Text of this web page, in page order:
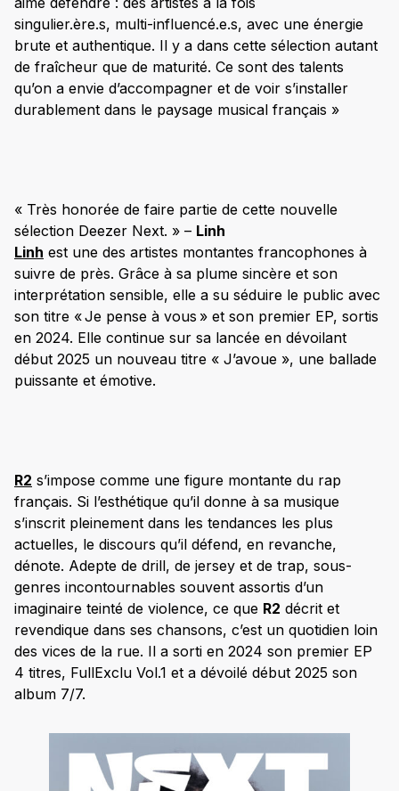
singulier.ère.s, multi-influencé.e.s, avec une énergie
brute et authentique. Il y a dans cette sélection autant
de fraîcheur que de maturité. Ce sont des talents
qu’on a envie d’accompagner et de voir s’installer
durablement dans le paysage musical français »
« Très honorée de faire partie de cette nouvelle
sélection Deezer Next. » – Linh
Linh est une des artistes montantes francophones à
suivre de près. Grâce à sa plume sincère et son
interprétation sensible, elle a su séduire le public avec
son titre « Je pense à vous » et son premier EP, sortis
en 2024. Elle continue sur sa lancée en dévoilant
début 2025 un nouveau titre « J’avoue », une ballade
puissante et émotive.
R2 s’impose comme une figure montante du rap
français. Si l’esthétique qu’il donne à sa musique
s’inscrit pleinement dans les tendances les plus
actuelles, le discours qu’il défend, en revanche,
dénote. Adepte de drill, de jersey et de trap, sous-
genres incontournables souvent assortis d’un
imaginaire teinté de violence, ce que R2 décrit et
revendique dans ses chansons, c’est un quotidien loin
des vices de la rue. Il a sorti en 2024 son premier EP
4 titres, FullExclu Vol.1 et a dévoilé début 2025 son
album 7/7.